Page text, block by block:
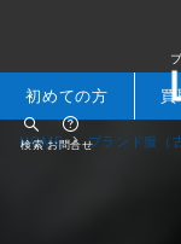
検索 お問合せ
初めての方 買
HOME ブランド服（